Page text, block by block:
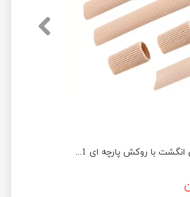
محافظ سیلیکونی انگشت با روکش پارچه ای 1151 UWALK